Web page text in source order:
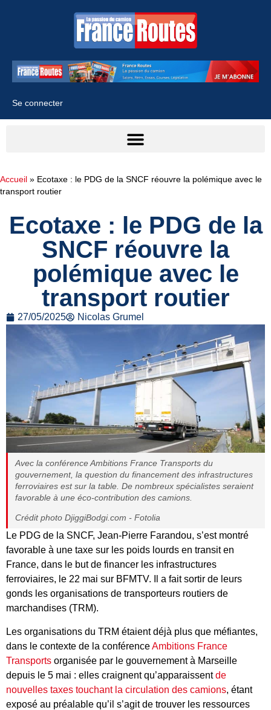
Se connecter
Accueil » Ecotaxe : le PDG de la SNCF réouvre la polémique avec le
transport routier
Ecotaxe : le PDG de la
SNCF réouvre la
polémique avec le
transport routier
27/05/2025 Nicolas Grumel
Avec la conférence Ambitions France Transports du
gouvernement, la question du financement des infrastructures
ferroviaires est sur la table. De nombreux spécialistes seraient
favorable à une éco-contribution des camions.
Crédit photo DjiggiBodgi.com - Fotolia
Le PDG de la SNCF, Jean-Pierre Farandou, s’est montré
favorable à une taxe sur les poids lourds en transit en
France, dans le but de financer les infrastructures
ferroviaires, le 22 mai sur BFMTV. Il a fait sortir de leurs
gonds les organisations de transporteurs routiers de
marchandises (TRM).
Les organisations du TRM étaient déjà plus que méfiantes,
dans le contexte de la conférenceAmbitions France
Transports organisée par le gouvernement à Marseille
depuis le 5 mai : elles craignent qu’apparaissentde
nouvelles taxes touchant la circulation des camions, étant
exposé au préalable qu’il s’agit de trouver les ressources